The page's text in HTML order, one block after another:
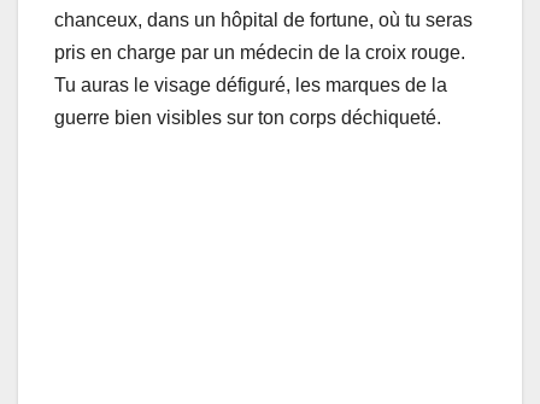
chanceux, dans un hôpital de fortune, où tu seras
pris en charge par un médecin de la croix rouge.
Tu auras le visage défiguré, les marques de la
guerre bien visibles sur ton corps déchiqueté.